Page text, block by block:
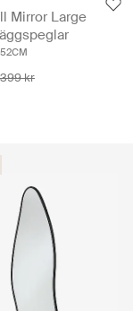
Mirror Large
kr